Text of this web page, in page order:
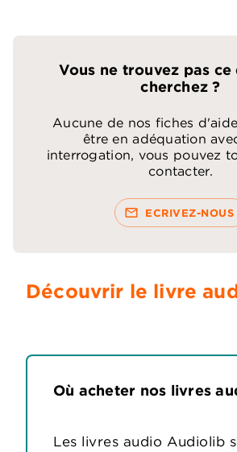
Vous ne trouvez pas ce
cherchez ?
Aucune de nos fiches
être en adéquation
interrogation, vous pouvez
contacter.
mail_outline ECRIVEZ-NOUS
Découvrir le livre
Où acheter nos livres
Les livres audio Audiolib